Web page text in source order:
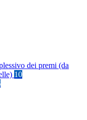
dei premi (da
10